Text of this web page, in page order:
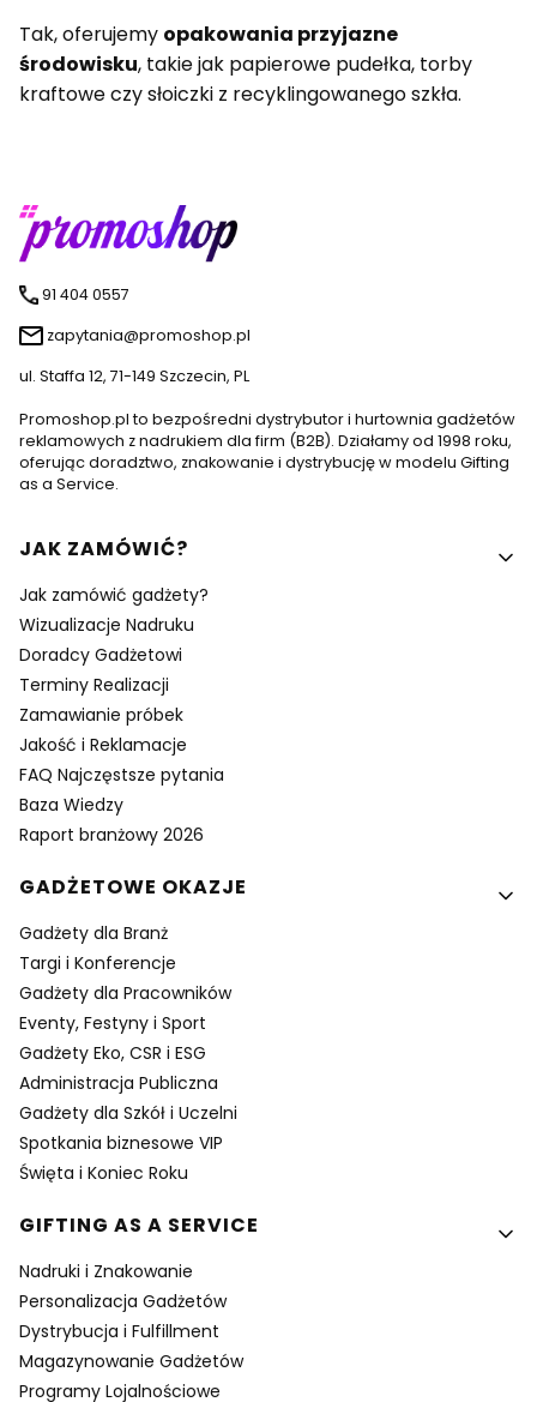
Tak, oferujemy opakowania przyjazne
środowisku, takie jak papierowe pudełka, torby
kraftowe czy słoiczki z recyklingowanego szkła.
91 404 0557
zapytania@promoshop.pl
ul. Staffa 12, 71-149 Szczecin, PL
Promoshop.pl to bezpośredni dystrybutor i hurtownia gadżetów
reklamowych z nadrukiem dla firm (B2B). Działamy od 1998 roku,
oferując doradztwo, znakowanie i dystrybucję w modelu Gifting
as a Service.
Linki w stopce
JAK ZAMÓWIĆ?
Jak zamówić gadżety?
Wizualizacje Nadruku
Doradcy Gadżetowi
Terminy Realizacji
Zamawianie próbek
Jakość i Reklamacje
FAQ Najczęstsze pytania
Baza Wiedzy
Raport branżowy 2026
GADŻETOWE OKAZJE
Gadżety dla Branż
Targi i Konferencje
Gadżety dla Pracowników
Eventy, Festyny i Sport
Gadżety Eko, CSR i ESG
Administracja Publiczna
Gadżety dla Szkół i Uczelni
Spotkania biznesowe VIP
Święta i Koniec Roku
GIFTING AS A SERVICE
Nadruki i Znakowanie
Personalizacja Gadżetów
Dystrybucja i Fulfillment
Magazynowanie Gadżetów
Programy Lojalnościowe